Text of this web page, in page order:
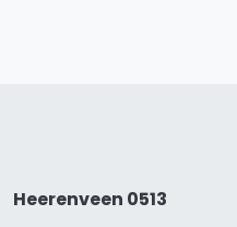
Heerenveen 0513